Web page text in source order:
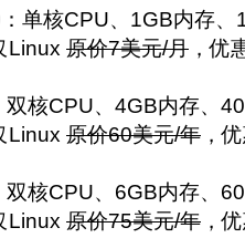
单核CPU、1GB内存
Linux 原价7美元/月 ，优
核CPU、4GB内存、
Linux 原价60美元/年 ，
核CPU、6GB内存、
Linux 原价75美元/年 ，